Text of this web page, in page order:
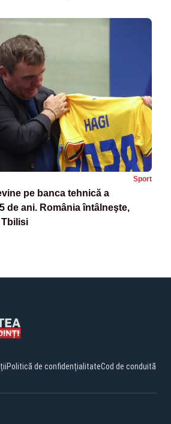
Sport
pe banca tehnică a
de ani. România întâlneşte,
Tbilisi
Politică de confidențialitateCod de conduită